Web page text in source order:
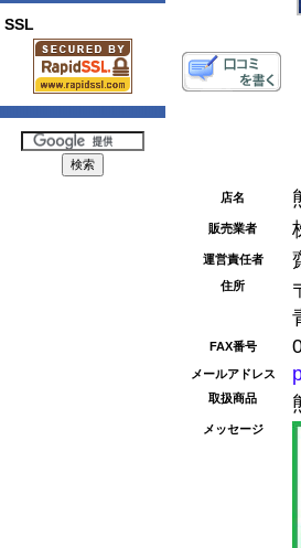
SSL
店名
販売業者
運営責任者
住所
FAX番号
メールアドレス
取扱商品
メッセージ